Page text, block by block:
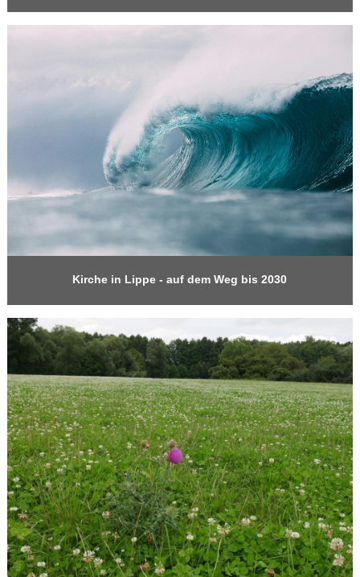
Kirche in Lippe - auf dem Weg bis 2030